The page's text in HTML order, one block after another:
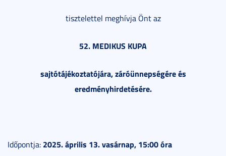
tisztelettel meghívja Önt az
52. MEDIKUS KUPA
sajtótájékoztatójára, záróünnepségére és
eredményhirdetésére.
Időpontja: 2025. április 13. vasárnap, 15:00 óra